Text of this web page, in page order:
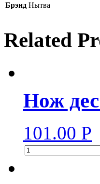
Брэнд Нытва
Related
Нож
101.00 Р